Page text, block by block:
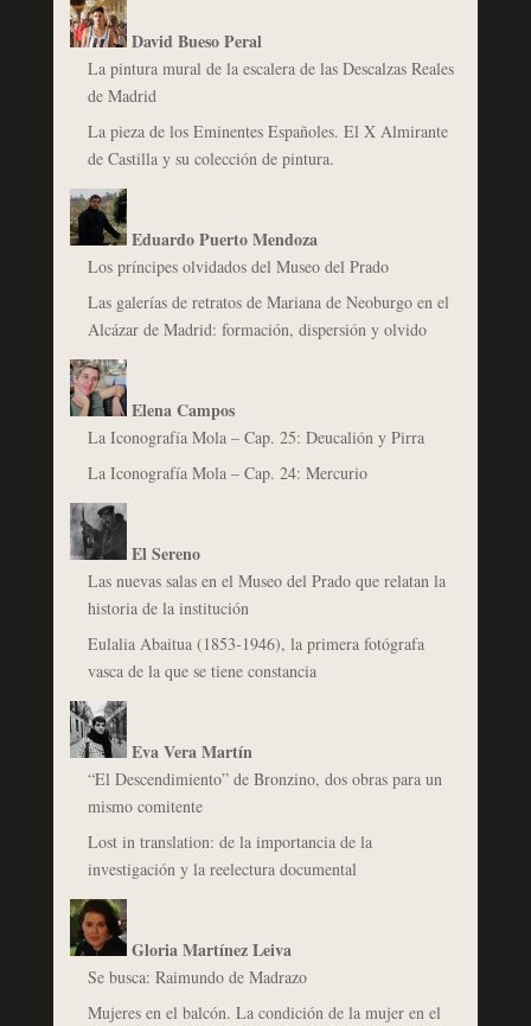
David Bueso Peral
La pintura mural de la escalera de las Descalzas Reales
de Madrid
La pieza de los Eminentes Españoles. El X Almirante
de Castilla y su colección de pintura.
Eduardo Puerto Mendoza
Los príncipes olvidados del Museo del Prado
Las galerías de retratos de Mariana de Neoburgo en el
Alcázar de Madrid: formación, dispersión y olvido
Elena Campos
La Iconografía Mola – Cap. 25: Deucalión y Pirra
La Iconografía Mola – Cap. 24: Mercurio
El Sereno
Las nuevas salas en el Museo del Prado que relatan la
historia de la institución
Eulalia Abaitua (1853-1946), la primera fotógrafa
vasca de la que se tiene constancia
Eva Vera Martín
“El Descendimiento” de Bronzino, dos obras para un
mismo comitente
Lost in translation: de la importancia de la
investigación y la reelectura documental
Gloria Martínez Leiva
Se busca: Raimundo de Madrazo
Mujeres en el balcón. La condición de la mujer en el